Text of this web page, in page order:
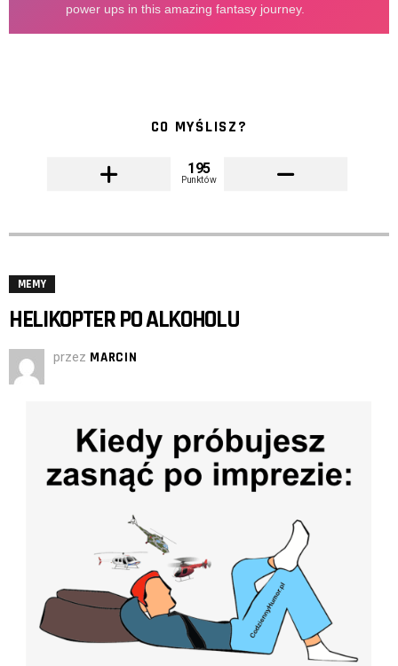
CO MYŚLISZ?
195
Punktów
MEMY
HELIKOPTER PO ALKOHOLU
przez MARCIN